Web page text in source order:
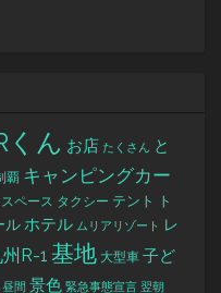
くん お店 たくさん と
覇 キャンピングカー
スペース タクシー テント
ト
ルホテル ムリアリゾート
レ
R-1 基地 大型車 子ど
昼間 景色 緊急事態宣言 翌朝